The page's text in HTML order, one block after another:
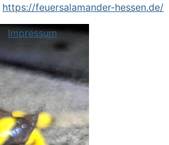
https://feuersalamander-hessen.de/
Impressum